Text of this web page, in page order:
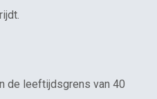
de leeftijdsgrens van 40